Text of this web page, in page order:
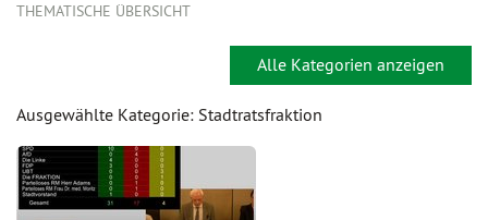
THEMATISCHE ÜBERSICHT
Alle Kategorien anzeigen
Ausgewählte Kategorie: Stadtratsfraktion